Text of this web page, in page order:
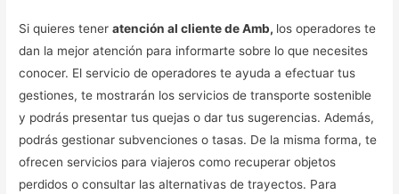
Si quieres teneratención al cliente de Amb, los operadores te
dan la mejor atención para informarte sobre lo que necesites
conocer. El servicio de operadores te ayuda a efectuar tus
gestiones, te mostrarán los servicios de transporte sostenible
y podrás presentar tus quejas o dar tus sugerencias. Además,
podrás gestionar subvenciones o tasas. De la misma forma, te
ofrecen servicios para viajeros como recuperar objetos
perdidos o consultar las alternativas de trayectos. Para